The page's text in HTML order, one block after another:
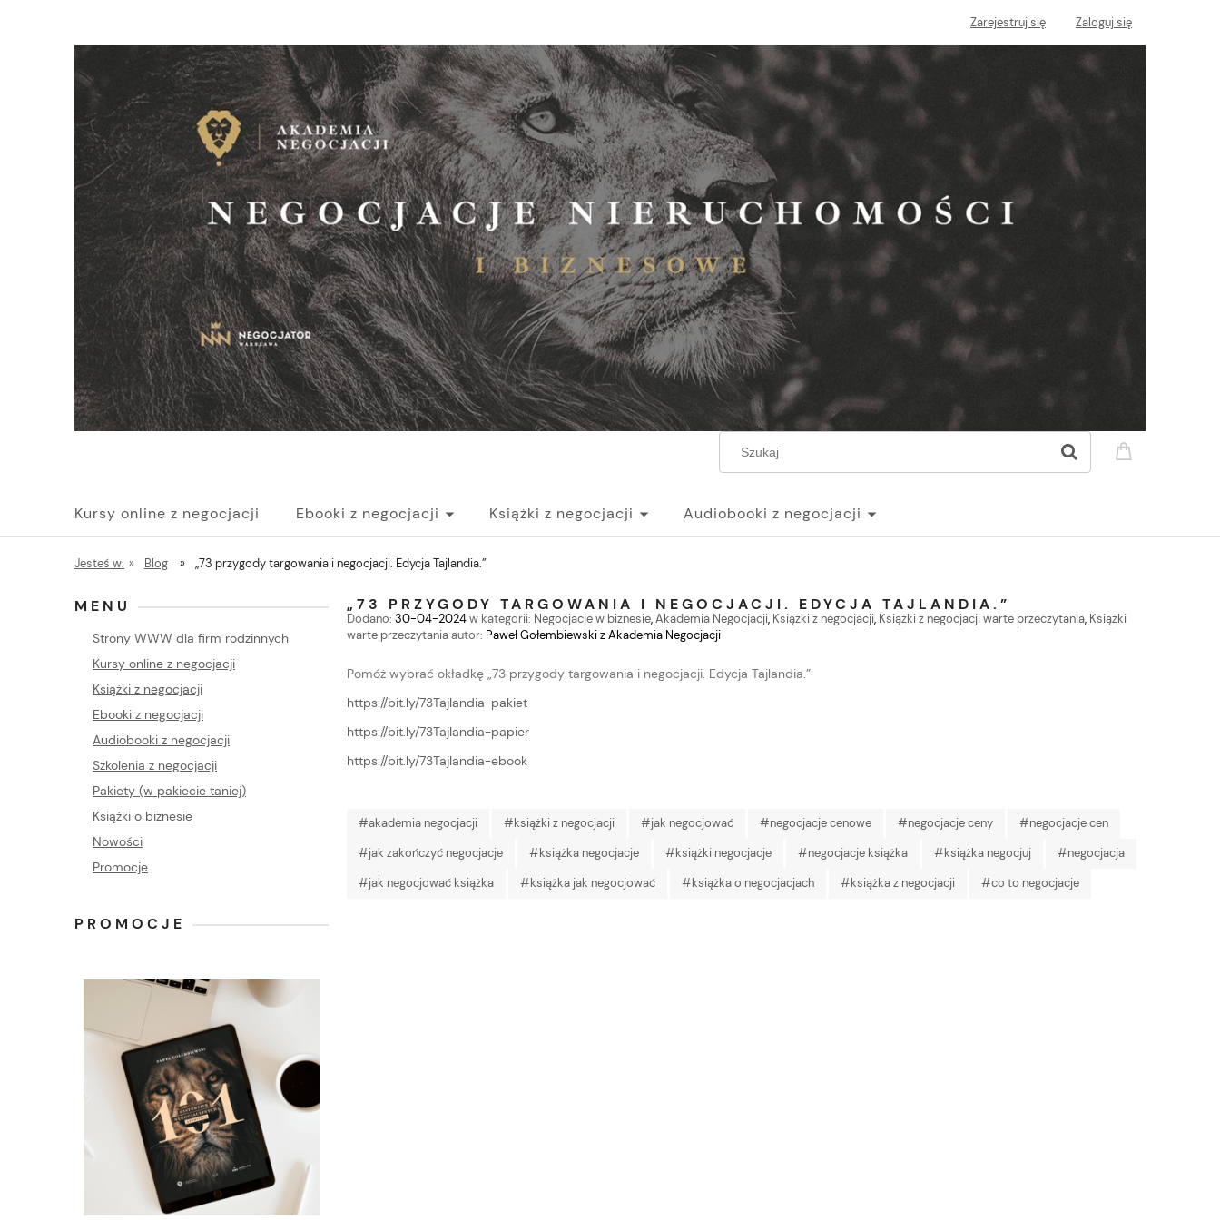
Zarejestruj się Zaloguj się
Kursy online z negocjacji Ebooki z negocjacji Książki z negocjacji Audiobooki z negocjacji
Pakiety (w pakiecie taniej) Szkolenia z negocjacji
Jesteś w: » Blog » „73 przygody targowania i negocjacji. Edycja Tajlandia.”
MENU
Strony WWW dla firm rodzinnych
Kursy online z negocjacji
Książki z negocjacji
Ebooki z negocjacji
Audiobooki z negocjacji
Szkolenia z negocjacji
Pakiety (w pakiecie taniej)
Książki o biznesie
Nowości
Promocje
PROMOCJE
„73 PRZYGODY TARGOWANIA I NEGOCJACJI. EDYCJA TAJLANDIA.”
Dodano: 30-04-2024w kategorii: Negocjacje w biznesie,Akademia Negocjacji, Książki z negocjacji, Książki z negocjacji warte przeczytania, Książki
warte przeczytaniaautor: Paweł Gołembiewski z Akademia Negocjacji
Pomóż wybrać okładkę „73 przygody targowania i negocjacji. Edycja Tajlandia.”
https://bit.ly/73Tajlandia-pakiet
https://bit.ly/73Tajlandia-papier
https://bit.ly/73Tajlandia-ebook
#akademia negocjacji #książki z negocjacji #jak negocjować #negocjacje cenowe #negocjacje ceny
#negocjacje cen
#jak zakończyć negocjacje
#książka negocjacje #książki negocjacje #negocjacje książka #książka negocjuj
#negocjacja
#jak negocjować książka
#książka jak negocjować #książka o negocjacjach #książka z negocjacji #co to negocjacje